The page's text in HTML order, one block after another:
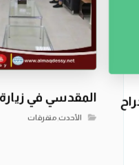
المقدسي في
الأحدث,متفرقات